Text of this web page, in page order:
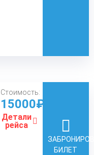
Стоимость:
15000₽
Детали
рейса
БИЛЕТ